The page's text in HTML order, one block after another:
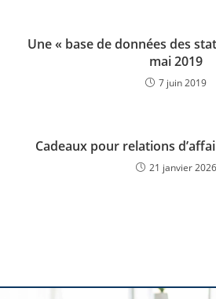
Une « base de données des
mai 2019
7 juin 2019
Cadeaux pour relations
21 janvier 2026